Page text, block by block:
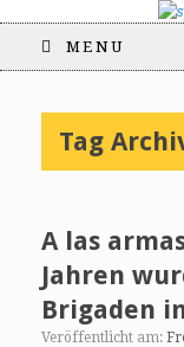
MENU
Tag
A las
Jahren
Brigaden
Veröffentlicht am: